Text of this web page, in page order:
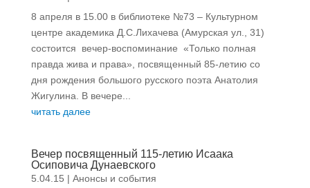
8 апреля в 15.00 в библиотеке №73 – Культурном
центре академика Д.С.Лихачева (Амурская ул., 31)
состоится вечер-воспоминание «Только полная
правда жива и права», посвященный 85-летию со
дня рождения большого русского поэта Анатолия
Жигулина. В вечере...
читать далее
Вечер посвященный 115-летию Исаака
Осиповича Дунаевского
5.04.15 | Анонсы и события